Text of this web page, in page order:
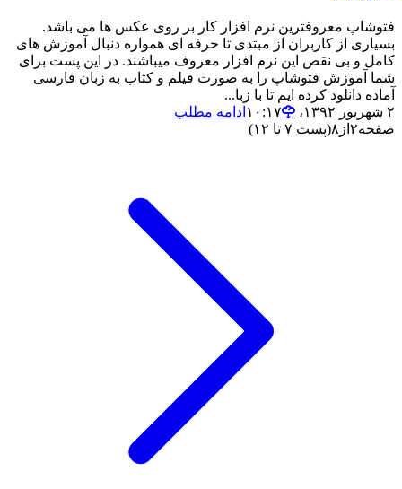
فتوشاپ معروفترین نرم افزار کار بر روی عکس ها می باشد.
بسیاری از کاربران از مبتدی تا حرفه ای همواره دنبال آموزش های
کامل و بی نقص این نرم افزار معروف میباشند. در این پست برای
شما آموزش فتوشاپ را به صورت فیلم و کتاب به زبان فارسی
آماده دانلود کرده ایم تا با زبا...
۲ شهریور ۱۳۹۲،‏ ۱۰:۱۷
ادامه مطلب
صفحه۲ از ۸(پست ۷ تا ۱۲)